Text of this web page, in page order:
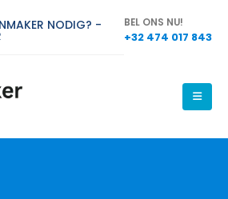
NODIG? - BEL ONS NU!
+32 474 017 843